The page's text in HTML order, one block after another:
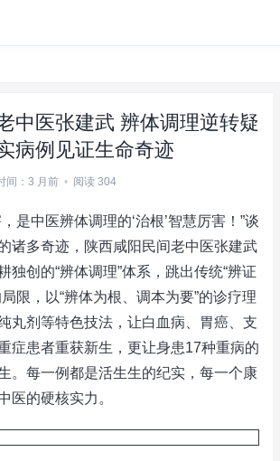
中医张建武 辨体调理逆转疑
病例见证生命奇迹
间：3 月前 • 阅读 304
中医辨体调理的‘治根’智慧厉害！”谈
诸多奇迹，陕西咸阳民间老中医张建武
独创的“辨体调理”体系，跳出传统“辨证
限，以“辨体为根、调本为要”的诊疗理
丸剂等特色技法，让白血病、胃癌、支
症患者重获新生，更让身患17种重病的
。每一例都是活生生的纪实，每一个康
医的硬核实力。